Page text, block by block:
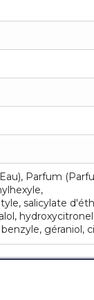
Parfum
salicylate
géraniol,